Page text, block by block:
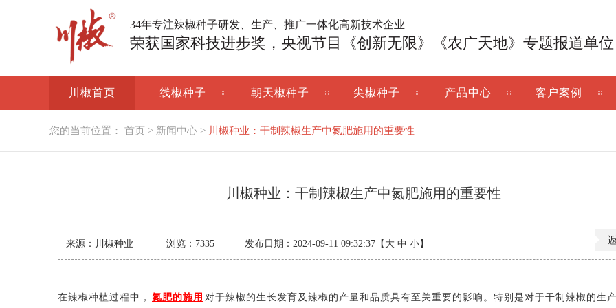
34年专注辣椒种子研发、生产、推广一体化高新技术企业
荣获国家科技进步奖，央视节目《创新无限》《农广天地》专题报道单位
川椒首页 线椒种子 朝天椒种子 尖椒种子 产品中心 客户案例
您的当前位置： 首页 > 新闻中心 > 川椒种业：干制辣椒生产中氮肥施用的重要性
川椒种业：干制辣椒生产中氮肥施用的重要性
来源：川椒种业 浏览： 7335 发布日期：2024-09-11 09:32:37【 大 中 小】
在辣椒种植过程中， 氮肥的施用 对于辣椒的生长发育及辣椒的产量和品质具有至关重要的影响。特别是对于干制辣椒的生